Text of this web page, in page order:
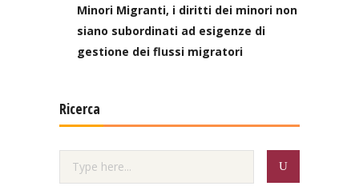
Minori Migranti, i diritti dei minori non
siano subordinati ad esigenze di
gestione dei flussi migratori
Ricerca